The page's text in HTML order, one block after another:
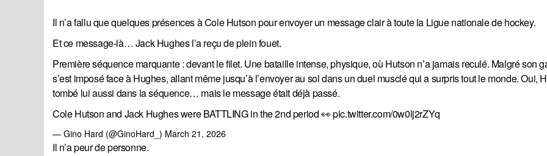
Il n’a fallu que quelques présences à Cole Hutson pour envoyer un message clair à toute la Ligue nationale de hockey.
Et ce message-là… Jack Hughes l’a reçu de plein fouet.
Première séquence marquante : devant le filet. Une bataille intense, physique, où Hutson n’a jamais reculé. Malgré son
s’est imposé face à Hughes, allant même jusqu’à l’envoyer au sol dans un duel musclé qui a surpris tout le monde. Oui,
tombé lui aussi dans la séquence… mais le message était déjà passé.
Cole Hutson and Jack Hughes were BATTLING in the 2nd period 👀pic.twitter.com/0w0lj2rZYq
— Gino Hard (@GinoHard_) March 21, 2026
Il n’a peur de personne.